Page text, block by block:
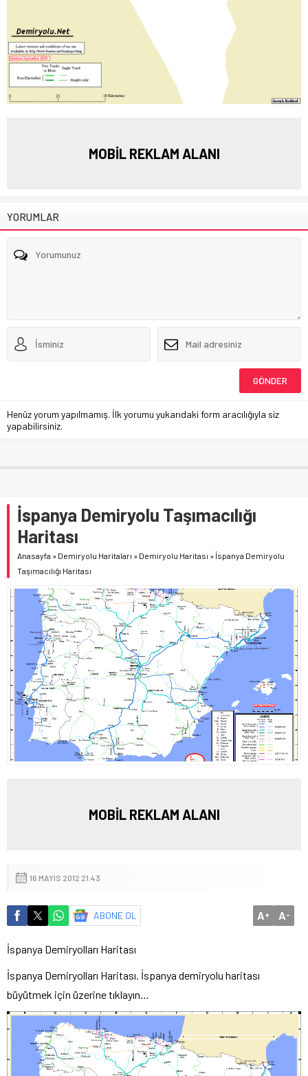
MOBİL REKLAM ALANI
YORUMLAR
Henüz yorum yapılmamış. İlk yorumu yukarıdaki form aracılığıyla siz
yapabilirsiniz.
İspanya Demiryolu Taşımacılığı
Haritası
Anasayfa » Demiryolu Haritaları » Demiryolu Haritası » İspanya Demiryolu
Taşımacılığı Haritası
MOBİL REKLAM ALANI
16 MAYIS 2012 21:43
ABONE OL A+ A-
İspanya Demiryolları Haritası
İspanya Demiryolları Haritası. İspanya demiryolu haritası
büyütmek için üzerine tıklayın…